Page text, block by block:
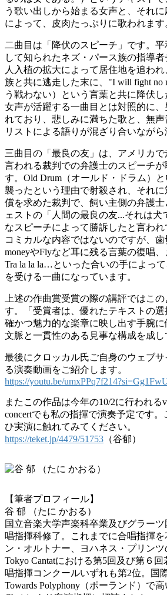
う歌い出しから始まる女声と、それ
によって、皮肉たっぷりに歌われます
二曲目は「降伏のスピーチ」です。
して知られたネズ・パース族の指導
人入植の拡大によって居住地を追わ
族と共に逃走した末に、"I will fight no
う戦わない）という言葉と共に降伏し
女声が活躍する一曲目とは対照的に
れており、悲しみに満ちた歌と、無
リストによる語りが混ざり合いながら
三曲目の「最良の友」は、アメリカ
言われる裁判での弁護士のスピーチが
す。Old Drum（オールド・ドラム）
襲ったという理由で射殺され、それ
償を求めた裁判で、飼い主側の弁護
ェストの「人間の最良の友...それは犬
なスピーチによって勝訴したと言わ
コミカルな内容ではないのですが、歯
moneyやFlyなど耳に残る言葉の復唱
Tra la la la…といった合いの手によっ
を受ける一曲になっています。
上述の作曲賞受賞の際の講評ではこの
す。「受賞者は、優れたテキストの
確かつ魅力的な楽章に映し出す手腕
文脈と一貫性のある見事な構成を成し
最後にクロッカル氏ご自身のウェブ
る演奏動画をご紹介します。
https://youtu.be/
またこの作品は今年の10/2に行われる
concertでも私の指揮で演奏予定です
ひ実演に触れてみてください。
https://teket.jp/4479/51753 （谷郁）
【筆者プロフィール】
谷 郁 （たに かおる）
国立音楽大学声楽科卒業及びグラー
唱指揮科修了。これまでに合唱指揮
ン・オルトナー、ヨハネス・プリンツ
Tokyo Cantatにおける第5回及び第６
唱指揮コンクールいずれも第2位。国
Towards Polyphony（ポーランド）で